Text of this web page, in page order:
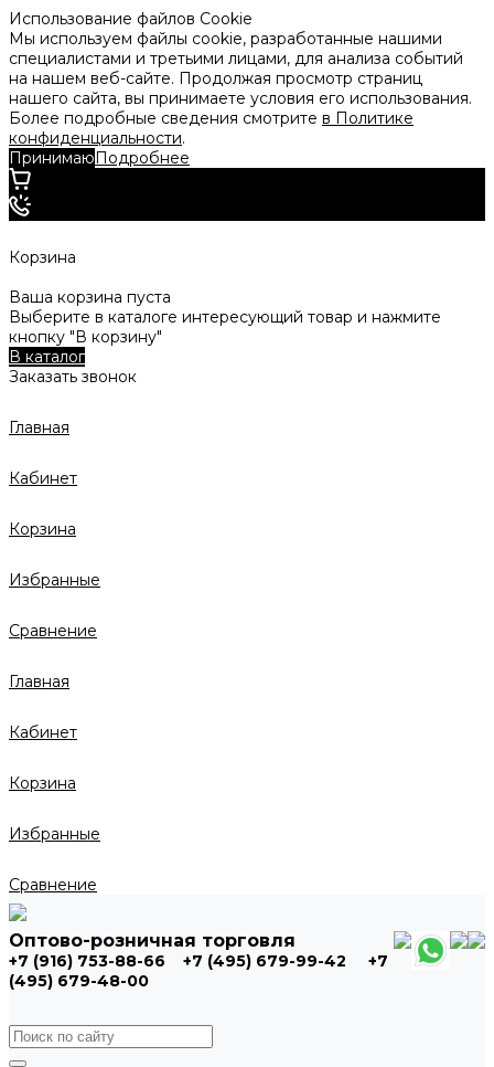
Использование файлов Cookie
Мы используем файлы cookie, разработанные нашими
специалистами и третьими лицами, для анализа событий
на нашем веб-сайте. Продолжая просмотр страниц
нашего сайта, вы принимаете условия его использования.
Более подробные сведения смотрите в Политике
конфиденциальности.
ПринимаюПодробнее
Корзина
Ваша корзина пуста
Выберите в каталоге интересующий товар и нажмите
кнопку "В корзину"
В каталог
Заказать звонок
Главная
Кабинет
Корзина
Избранные
Сравнение
Главная
Кабинет
Корзина
Избранные
Сравнение
Оптово-розничная торговля
+7 (916) 753-88-66 +7 (495) 679-99-42
+7
(495) 679-48-00